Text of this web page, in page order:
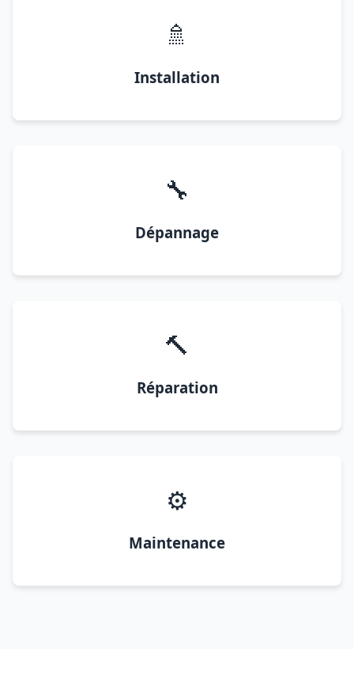
🚿
Installation
🔧
Dépannage
🔨
Réparation
⚙️
Maintenance